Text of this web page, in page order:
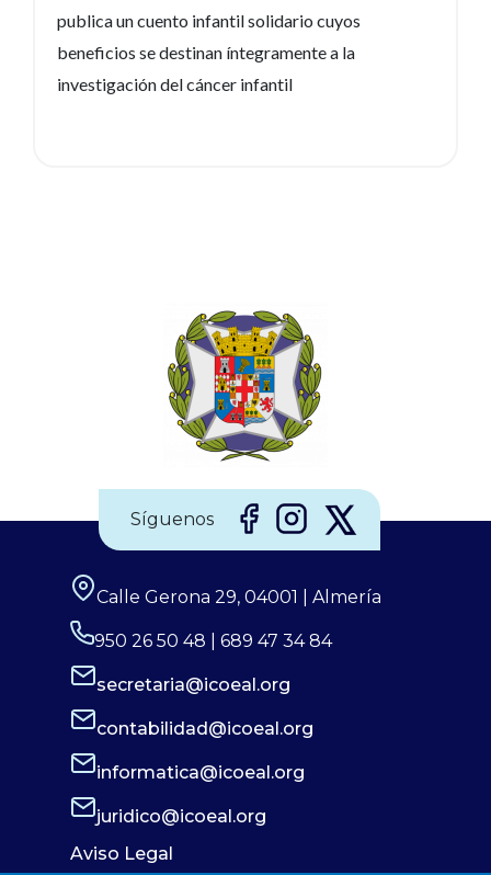
publica un cuento infantil solidario cuyos
beneficios se destinan íntegramente a la
investigación del cáncer infantil
Síguenos
Calle Gerona 29, 04001 | Almería
950 26 50 48 | 689 47 34 84
secretaria@icoeal.org
contabilidad@icoeal.org
informatica@icoeal.org
juridico@icoeal.org
Aviso Legal